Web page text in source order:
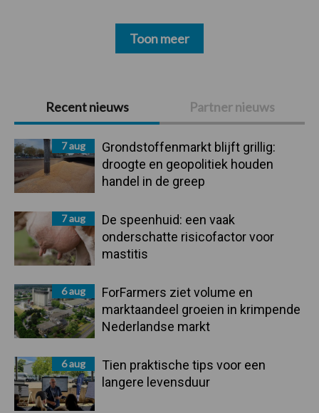
Primaire
Sidebar
Recent nieuws Partner nieuws
7 aug
Grondstoffenmarkt blijft grillig:
droogte en geopolitiek houden
handel in de greep
7 aug
De speenhuid: een vaak
onderschatte risicofactor voor
mastitis
6 aug
ForFarmers ziet volume en
marktaandeel groeien in krimpende
Nederlandse markt
6 aug
Tien praktische tips voor een
langere levensduur
Toon meer